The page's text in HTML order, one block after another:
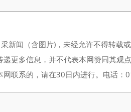
新闻（含图片)，未经允许不得转载
更多信息，并不代表本网赞同其观点
网联系的，请在30日内进行。电话